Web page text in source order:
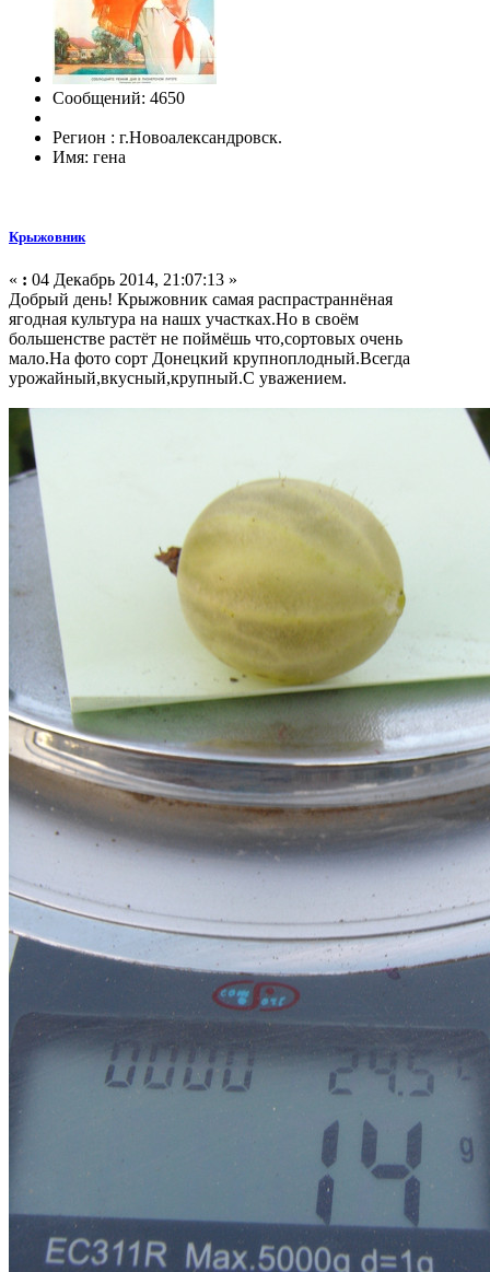
Сообщений: 4650
Регион : г.Новоалександровск.
Имя: гена
Крыжовник
« : 04 Декабрь 2014, 21:07:13 »
Добрый день! Крыжовник самая распрастраннёная
ягодная культура на нашх участках.Но в своём
большенстве растёт не поймёшь что,сортовых очень
мало.На фото сорт Донецкий крупноплодный.Всегда
урожайный,вкусный,крупный.С уважением.